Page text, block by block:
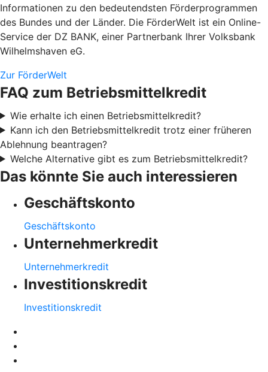
Informationen zu den bedeutendsten Förderprogrammen
des Bundes und der Länder. Die FörderWelt ist ein Online-
Service der DZ BANK, einer Partnerbank Ihrer Volksbank
Wilhelmshaven eG.
Zur FörderWelt
FAQ zum Betriebsmittelkredit
Wie erhalte ich einen Betriebsmittelkredit?
Kann ich den Betriebsmittelkredit trotz einer früheren
Ablehnung beantragen?
Welche Alternative gibt es zum Betriebsmittelkredit?
Das könnte Sie auch interessieren
Geschäftskonto
Geschäftskonto
Unternehmerkredit
Unternehmerkredit
Investitionskredit
Investitionskredit